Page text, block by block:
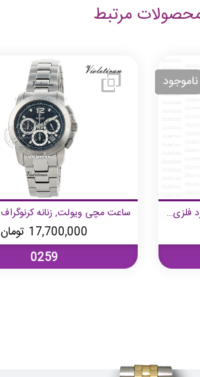
مرتبط
17,700,000 تومان
0259
ساعت مچی ویولت, زنانه کلاسیک, گرد فلزی, دورنگ رزگلد صفحه سفید,